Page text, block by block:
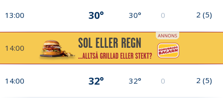
13:00 30° 30° 0 2 (5)
14:00
14:00 32° 32° 0 2 (5)